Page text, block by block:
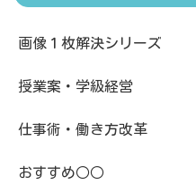
画像１枚解決シリーズ
授業案・学級経営
仕事術・働き方改革
おすすめ○○